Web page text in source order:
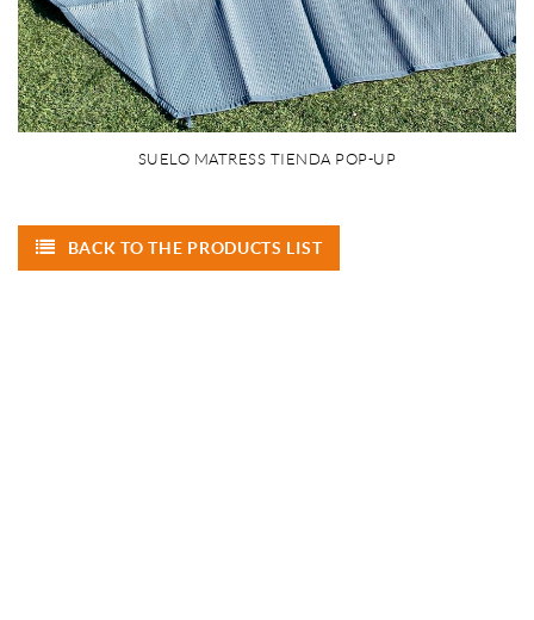
SUELO MATRESS TIENDA POP-UP
BACK TO THE PRODUCTS LIST